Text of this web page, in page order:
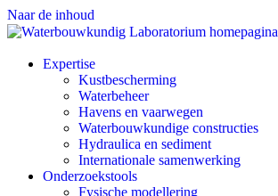
Naar de inhoud
Expertise
Kustbescherming
Waterbeheer
Havens en vaarwegen
Waterbouwkundige constructies
Hydraulica en sediment
Internationale samenwerking
Onderzoekstools
Fysische modellering